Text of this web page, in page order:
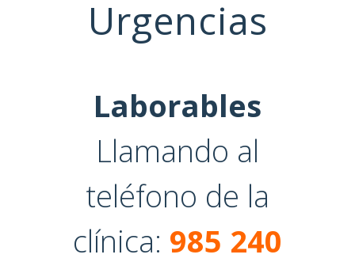
Urgencias
Laborables
Llamando al
teléfono de la
clínica: 985 240